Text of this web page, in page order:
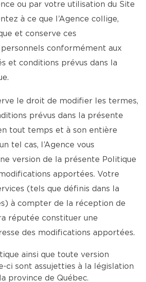
ou par votre utilisation du Site
à ce que l’Agence collige,
et conserve ces
conformément aux
et conditions prévus dans la
le droit de modifier les termes,
prévus dans la présente
tout temps et à son entière
tel cas, l’Agence vous
version de la présente Politique
apportées. Votre
(tels que définis dans la
à compter de la réception de
réputée constituer une
des modifications apportées.
ainsi que toute version
ci sont assujetties à la législation
province de Québec.